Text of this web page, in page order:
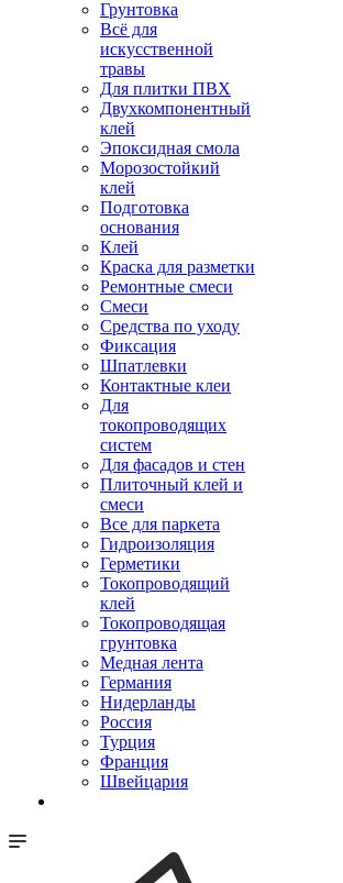
Грунтовка
Всё для
искусственной
травы
Для плитки ПВХ
Двухкомпонентный
клей
Эпоксидная смола
Морозостойкий
клей
Подготовка
основания
Клей
Краска для разметки
Ремонтные смеси
Смеси
Средства по уходу
Фиксация
Шпатлевки
Контактные клеи
Для
токопроводящих
систем
Для фасадов и стен
Плиточный клей и
смеси
Все для паркета
Гидроизоляция
Герметики
Токопроводящий
клей
Токопроводящая
грунтовка
Медная лента
Германия
Нидерланды
Россия
Турция
Франция
Швейцария